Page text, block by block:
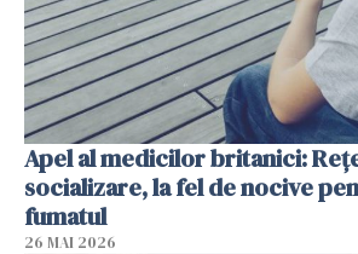
Apel al medicilor britanici:
socializare, la fel de nocive
fumatul
26 MAI 2026